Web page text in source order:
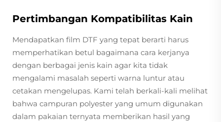
Pertimbangan Kompatibilitas Kain
Mendapatkan film DTF yang tepat berarti harus
memperhatikan betul bagaimana cara kerjanya
dengan berbagai jenis kain agar kita tidak
mengalami masalah seperti warna luntur atau
cetakan mengelupas. Kami telah berkali-kali melihat
bahwa campuran polyester yang umum digunakan
dalam pakaian ternyata memberikan hasil yang